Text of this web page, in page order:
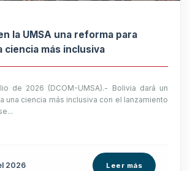
la UMSA una reforma para
ciencia más inclusiva
de 2026 (DCOM-UMSA).- Bolivia dará un
una ciencia más inclusiva con el lanzamiento
2026 Leer más